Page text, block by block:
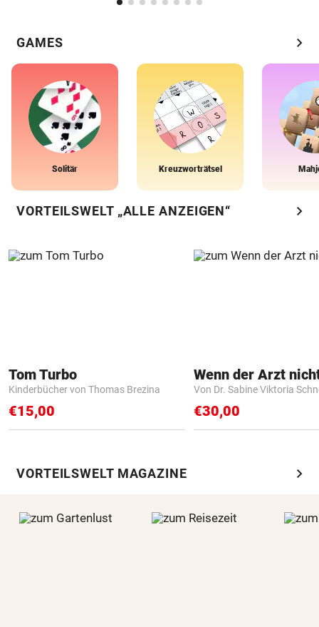
GAMES chevron_right
Solitär Kreuzworträtsel
VORTEILSWELT „ALLE ANZEIGEN“ chevron_right
Tom Turbo
Kinderbücher von Thomas Brezina
€15,00
Von Dr. Sabine Viktoria
€30,00
VORTEILSWELT MAGAZINE chevron_right